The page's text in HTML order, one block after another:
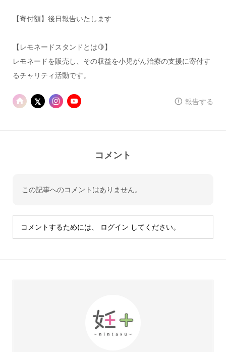
【寄付額】後日報告いたします
【レモネードスタンドとは🍋】
レモネードを販売し、その収益を小児がん治療の支援に寄付す
るチャリティ活動です。
報告する
コメント
この記事へのコメントはありません。
コメントするためには、 ログイン してください。